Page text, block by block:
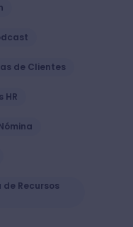
de Clientes
HR
Recursos